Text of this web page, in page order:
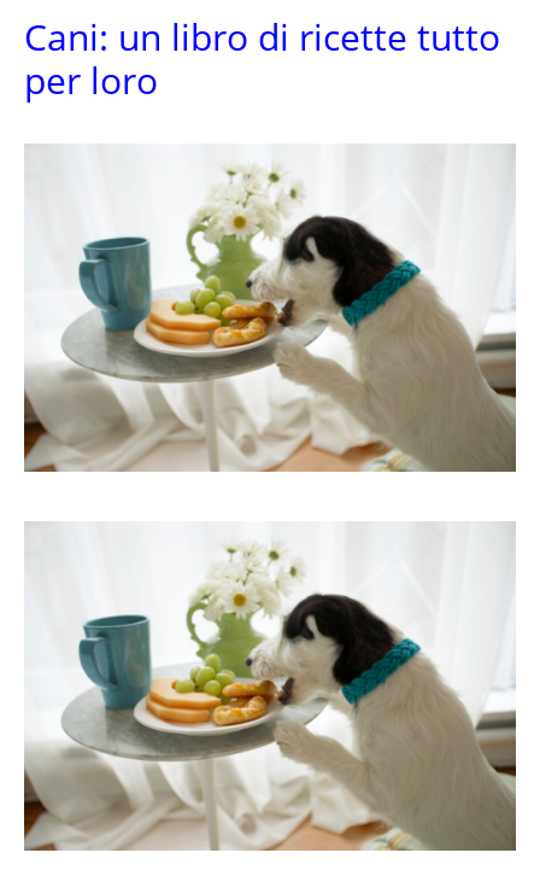
Cani: un libro di ricette tutto
per loro